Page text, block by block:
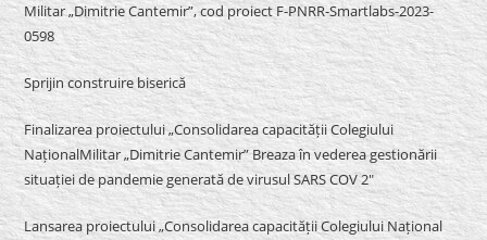
Militar „Dimitrie Cantemir”, cod proiect F-PNRR-Smartlabs-2023-
0598
Sprijin construire biserică
Finalizarea proiectului „Consolidarea capacității Colegiului
NaționalMilitar „Dimitrie Cantemir” Breaza în vederea gestionării
situației de pandemie generată de virusul SARS COV 2″
Lansarea proiectului „Consolidarea capacității Colegiului Național